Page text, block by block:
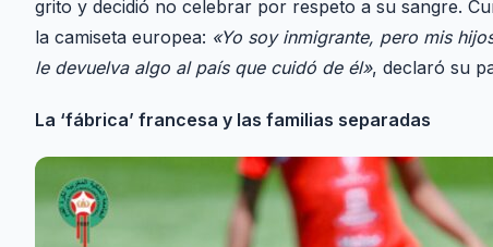
grito y decidió no celebrar por respeto a su sangre.
la camiseta europea: «Yo soy inmigrante, pero mis
le devuelva algo al país que cuidó de él», declaró su
La ‘fábrica’ francesa y las familias separadas